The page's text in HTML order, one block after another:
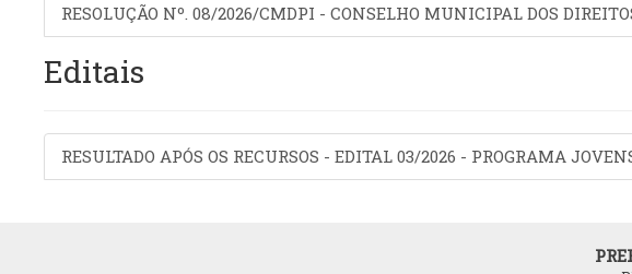
RESOLUÇÃO Nº. 08/2026/CMDPI - CONSELHO MUNICIPAL DOS
Editais
RESULTADO APÓS OS RECURSOS - EDITAL 03/2026 - PROGRAMA